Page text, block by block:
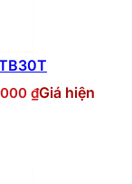
₫Giá hiện